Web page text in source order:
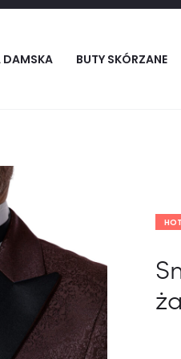
DAMSKA BUTY SKÓRZANE
HOT